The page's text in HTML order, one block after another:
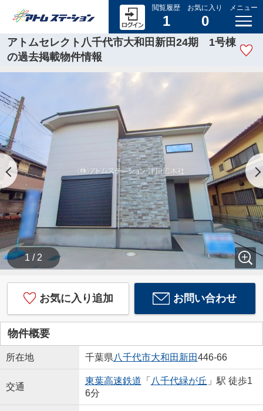
閲覧履歴
1
お気に入り
0
メニュー
アトムセレクト八千代市大和田新田24期 1号棟
の過去掲載物件情報
1 / 2
お気に入り追加 お問い合わせ
物件概要
所在地 千葉県八千代市大和田新田446-66
交通
東葉高速鉄道 「 八千代緑が丘 」駅 徒歩1
6分